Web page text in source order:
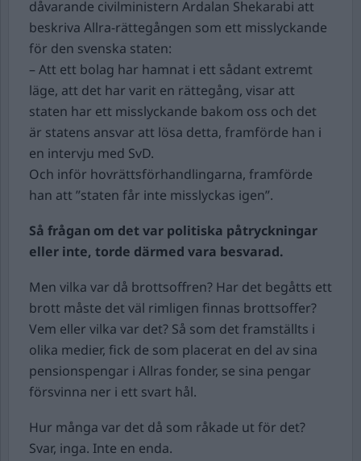
dåvarande civilministern Ardalan Shekarabi att
beskriva Allra-rättegången som ett misslyckande
för den svenska staten:
– Att ett bolag har hamnat i ett sådant extremt
läge, att det har varit en rättegång, visar att
staten har ett misslyckande bakom oss och det
är statens ansvar att lösa detta, framförde han i
en intervju med SvD.
Och inför hovrättsförhandlingarna, framförde
han att ”staten får inte misslyckas igen”.
Så frågan om det var politiska påtryckningar
eller inte, torde därmed vara besvarad.
Men vilka var då brottsoffren? Har det begåtts ett
brott måste det väl rimligen finnas brottsoffer?
Vem eller vilka var det? Så som det framställts i
olika medier, fick de som placerat en del av sina
pensionspengar i Allras fonder, se sina pengar
försvinna ner i ett svart hål.
Hur många var det då som råkade ut för det?
Svar, inga. Inte en enda.